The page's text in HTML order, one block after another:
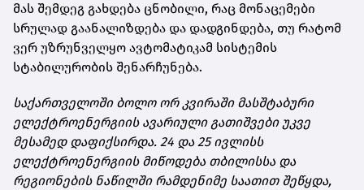
მას შემდეგ გახდება ცნობილი, რაც მონაცემები
სრულად გაანალიზდება და დადგინდება, თუ რატომ
ვერ უზრუნველყო ავტომატიკამ სისტემის
სტაბილურობის შენარჩუნება.
საქართველოში ბოლო ორ კვირაში მასშტაბური
ელექტროენერგიის ავარიული გათიშვები უკვე
მესამედ დაფიქსირდა. 24 და 25 ივლისს
ელექტროენერგიის მიწოდება თბილისსა და
რეგიონების ნაწილში რამდენიმე საათით შეწყდა,